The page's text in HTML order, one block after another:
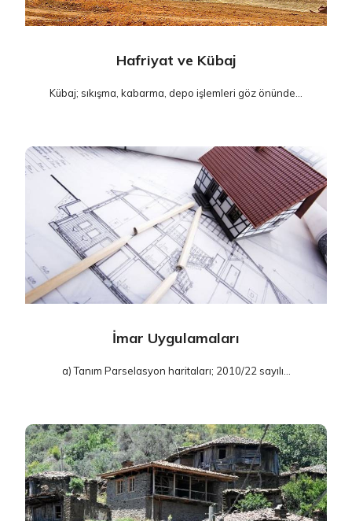
Hafriyat ve Kübaj
Kübaj; sıkışma, kabarma, depo işlemleri göz önünde...
İmar Uygulamaları
a) Tanım Parselasyon haritaları; 2010/22 sayılı...